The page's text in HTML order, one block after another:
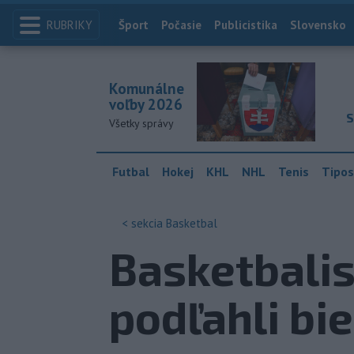
RUBRIKY Index
Šport Počasie Publicistika Slovensko
Komunálne
voľby 2026
Všetky správy
Futbal Hokej KHL NHL Tenis
< sekcia Basketbal
podľahli